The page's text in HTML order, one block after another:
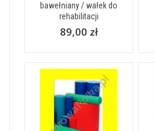
bawełniany / wałek do
rehabilitacji
89,00 zł